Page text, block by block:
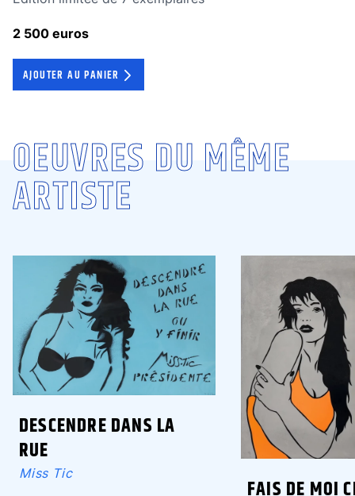
2 500 euros
AJOUTER AU PANIER
OEUVRES DU MÊME
ARTISTE
DESCENDRE DANS LA
RUE
Miss Tic
FAIS DE MOI